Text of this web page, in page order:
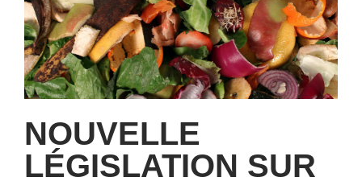
NOUVELLE
LÉGISLATION SUR